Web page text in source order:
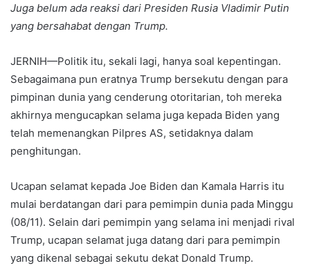
Juga belum ada reaksi dari Presiden Rusia Vladimir Putin
yang bersahabat dengan Trump.
JERNIH—Politik itu, sekali lagi, hanya soal kepentingan.
Sebagaimana pun eratnya Trump bersekutu dengan para
pimpinan dunia yang cenderung otoritarian, toh mereka
akhirnya mengucapkan selama juga kepada Biden yang
telah memenangkan Pilpres AS, setidaknya dalam
penghitungan.
Ucapan selamat kepada Joe Biden dan Kamala Harris itu
mulai berdatangan dari para pemimpin dunia pada Minggu
(08/11). Selain dari pemimpin yang selama ini menjadi rival
Trump, ucapan selamat juga datang dari para pemimpin
yang dikenal sebagai sekutu dekat Donald Trump.